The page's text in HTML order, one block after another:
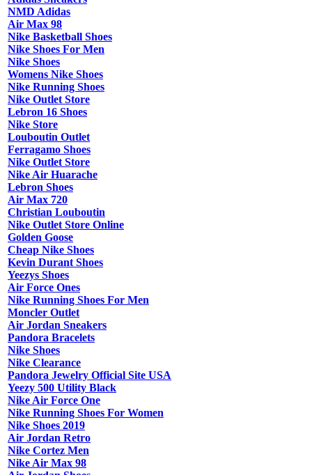
NMD Adidas
Air Max 98
Nike Basketball Shoes
Nike Shoes For Men
Nike Shoes
Womens Nike Shoes
Nike Running Shoes
Nike Outlet Store
Lebron 16 Shoes
Nike Store
Louboutin Outlet
Ferragamo Shoes
Nike Outlet Store
Nike Air Huarache
Lebron Shoes
Air Max 720
Christian Louboutin
Nike Outlet Store Online
Golden Goose
Cheap Nike Shoes
Kevin Durant Shoes
Yeezys Shoes
Air Force Ones
Nike Running Shoes For Men
Moncler Outlet
Air Jordan Sneakers
Pandora Bracelets
Nike Shoes
Nike Clearance
Pandora Jewelry Official Site USA
Yeezy 500 Utility Black
Nike Air Force One
Nike Running Shoes For Women
Nike Shoes 2019
Air Jordan Retro
Nike Cortez Men
Nike Air Max 98